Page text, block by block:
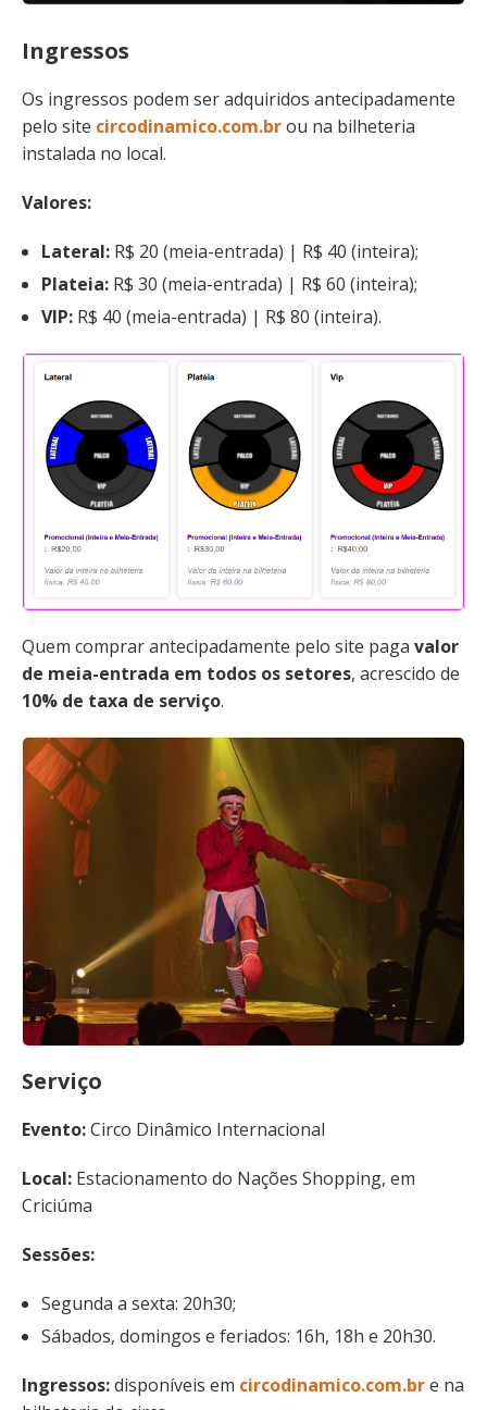
Ingressos
Os ingressos podem ser adquiridos antecipadamente
pelo site circodinamico.com.brou na bilheteria
instalada no local.
Valores:
Lateral: R$ 20 (meia-entrada) | R$ 40 (inteira);
Plateia: R$ 30 (meia-entrada) | R$ 60 (inteira);
VIP: R$ 40 (meia-entrada) | R$ 80 (inteira).
Quem comprar antecipadamente pelo site paga valor
de meia-entrada em todos os setores, acrescido de
10% de taxa de serviço.
Serviço
Evento:Circo Dinâmico Internacional
Local: Estacionamento do Nações Shopping, em
Criciúma
Sessões:
Segunda a sexta: 20h30;
Sábados, domingos e feriados: 16h, 18h e 20h30.
Ingressos:disponíveis em circodinamico.com.bre na